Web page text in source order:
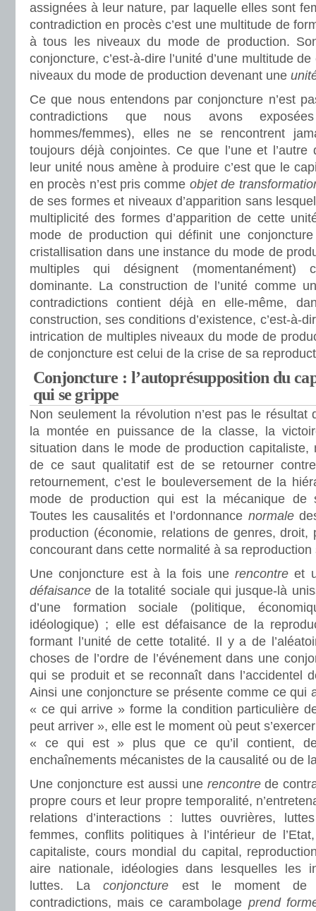
assignées à leur nature, par laquelle elles sont
contradiction en procès c’est une multitude de
à tous les niveaux du mode de production.
conjoncture, c’est-à-dire l’unité d’une multitude
niveaux du mode de production devenant une
Ce que nous entendons par conjoncture n’est
contradictions que nous avons
hommes/femmes), elles ne se rencontrent
toujours déjà conjointes. Ce que l’une et
leur unité nous amène à produire c’est que le
en procès n’est pris comme objet de
de ses formes et niveaux d’apparition sans
multiplicité des formes d’apparition de cette
mode de production qui définit une
cristallisation dans une instance du mode de
multiples qui désignent (momentanément)
dominante. La construction de l’unité comme
contradictions contient déjà en elle-même,
construction, ses conditions d’existence, c’est-à-
intrication de multiples niveaux du mode de
de conjoncture est celui de la crise de sa
Conjoncture : l’autoprésupposition du
qui se grippe
Non seulement la révolution n’est pas le résultat
la montée en puissance de la classe, la
situation dans le mode de production capitaliste,
de ce saut qualitatif est de se retourner
retournement, c’est le bouleversement de la
mode de production qui est la mécanique de
Toutes les causalités et l’ordonnance normale
production (économie, relations de genres, droit,
concourant dans cette normalité à sa
Une conjoncture est à la fois une rencontreet
défaisance de la totalité sociale qui jusque-là
d’une formation sociale (politique,
idéologique) ; elle est défaisance de la
formant l’unité de cette totalité. Il y a de
choses de l’ordre de l’événement dans une
qui se produit et se reconnaît dans l’accidentel
Ainsi une conjoncture se présente comme ce qui
« ce qui arrive » forme la condition particulière
peut arriver », elle est le moment où peut
« ce qui est » plus que ce qu’il contient,
enchaînements mécanistes de la causalité ou de
Une conjoncture est aussi une rencontrede
propre cours et leur propre temporalité,
relations d’interactions : luttes ouvrières,
femmes, conflits politiques à l’intérieur de
capitaliste, cours mondial du capital,
aire nationale, idéologies dans lesquelles les
luttes. Laconjoncture est le moment de
contradictions, mais ce carambolage prend